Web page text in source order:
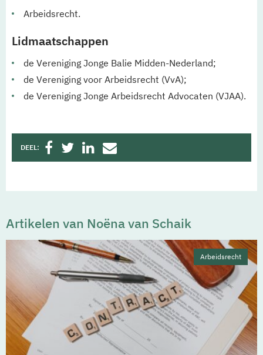
Arbeidsrecht.
Lidmaatschappen
de Vereniging Jonge Balie Midden-Nederland;
de Vereniging voor Arbeidsrecht (VvA);
de Vereniging Jonge Arbeidsrecht Advocaten (VJAA).
DEEL:
Artikelen van Noëna van Schaik
Arbeidsrecht